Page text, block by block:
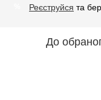
Реєструйся та
До